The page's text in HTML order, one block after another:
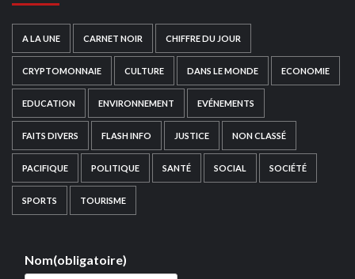
A LA UNE CARNET NOIR CHIFFRE DU JOUR
CRYPTOMONNAIE CULTURE DANS LE MONDE ECONOMIE
EDUCATION ENVIRONNEMENT EVÉNEMENTS
FAITS DIVERS FLASH INFO JUSTICE NON CLASSÉ
PACIFIQUE POLITIQUE SANTÉ SOCIAL SOCIÉTÉ
SPORTS TOURISME
Nom(obligatoire)